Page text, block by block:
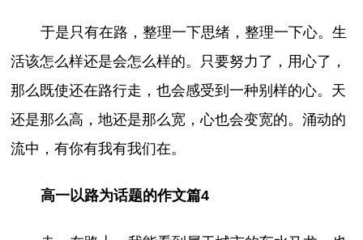
于是只有在路，整理一下思绪，整理一下心。生
活该怎么样还是会怎么样的。只要努力了，用心了，
那么既使还在路行走，也会感受到一种别样的心。天
还是那么高，地还是那么宽，心也会变宽的。涌动的
流中，有你有我有我们在。
高一以路为话题的作文篇4